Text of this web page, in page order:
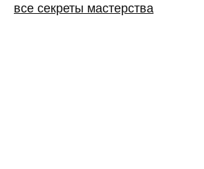
все секреты мастерства